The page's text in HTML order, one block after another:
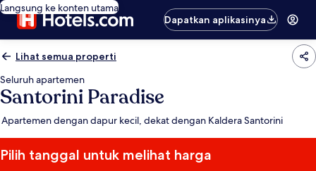
Langsung ke konten utama
Dapatkan aplikasinya
Lihat semua properti
Seluruh apartemen
Santorini Paradise
Apartemen dengan dapur kecil, dekat dengan Kaldera Santorini
Pilih tanggal untuk melihat harga